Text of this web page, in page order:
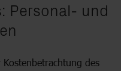
Personal- und
des